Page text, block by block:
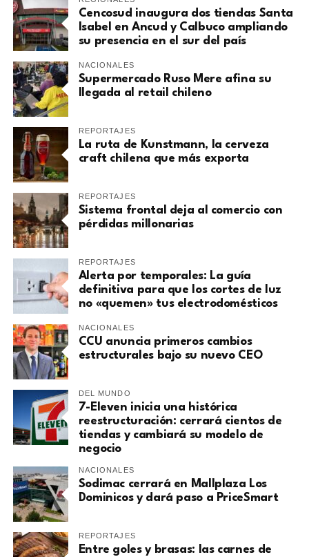
Cencosud inaugura dos tiendas Santa
Isabel en Ancud y Calbuco ampliando
su presencia en el sur del país
NACIONALES
Supermercado Ruso Mere afina su
llegada al retail chileno
REPORTAJES
La ruta de Kunstmann, la cerveza
craft chilena que más exporta
REPORTAJES
Sistema frontal deja al comercio con
pérdidas millonarias
REPORTAJES
Alerta por temporales: La guía
definitiva para que los cortes de luz
no «quemen» tus electrodomésticos
NACIONALES
CCU anuncia primeros cambios
estructurales bajo su nuevo CEO
DEL MUNDO
7-Eleven inicia una histórica
reestructuración: cerrará cientos de
tiendas y cambiará su modelo de
negocio
NACIONALES
Sodimac cerrará en Mallplaza Los
Dominicos y dará paso a PriceSmart
REPORTAJES
Entre goles y brasas: las carnes de